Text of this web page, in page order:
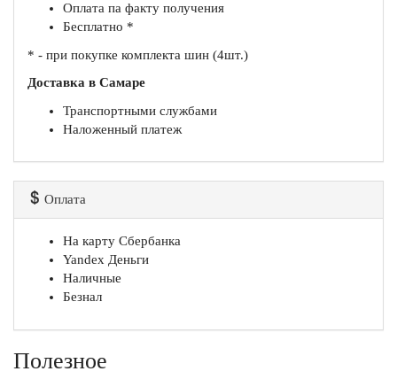
Оплата па факту получения
Бесплатно *
* - при покупке комплекта шин (4шт.)
Доставка в Самаре
Транспортными службами
Наложенный платеж
Оплата
На карту Сбербанка
Yandex Деньги
Наличные
Безнал
Полезное